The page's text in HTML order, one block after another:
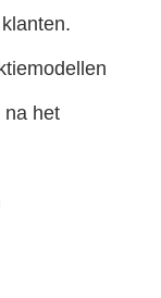
na het